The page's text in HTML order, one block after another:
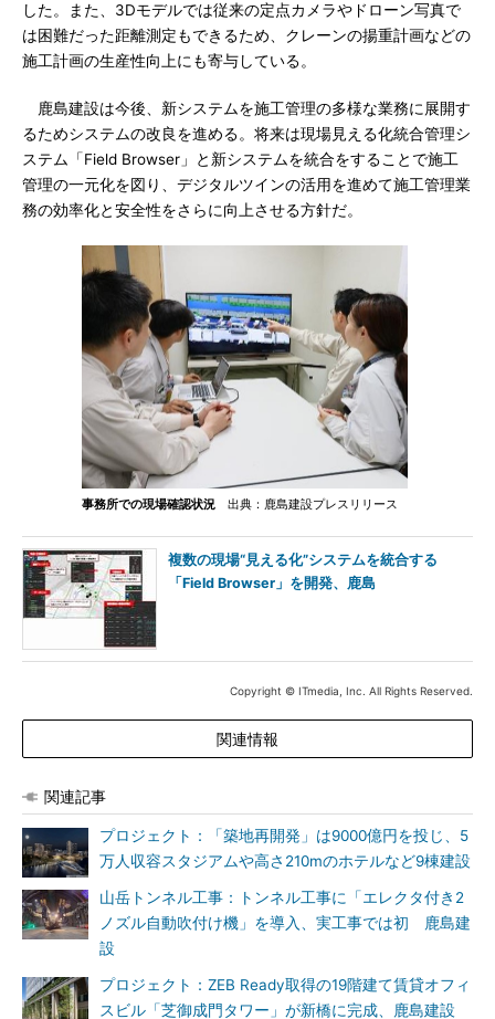
した。また、3Dモデルでは従来の定点カメラやドローン写真で
は困難だった距離測定もできるため、クレーンの揚重計画などの
施工計画の生産性向上にも寄与している。
鹿島建設は今後、新システムを施工管理の多様な業務に展開す
るためシステムの改良を進める。将来は現場見える化統合管理シ
ステム「Field Browser」と新システムを統合をすることで施工
管理の一元化を図り、デジタルツインの活用を進めて施工管理業
務の効率化と安全性をさらに向上させる方針だ。
事務所での現場確認状況 出典：鹿島建設プレスリリース
複数の現場“見える化”システムを統合する
「Field Browser」を開発、鹿島
Copyright © ITmedia, Inc. All Rights Reserved.
関連情報
関連記事
プロジェクト：「築地再開発」は9000億円を投じ、5
万人収容スタジアムや高さ210mのホテルなど9棟建設
山岳トンネル工事：トンネル工事に「エレクタ付き2
ノズル自動吹付け機」を導入、実工事では初 鹿島建
設
プロジェクト：ZEB Ready取得の19階建て賃貸オフィ
スビル「芝御成門タワー」が新橋に完成、鹿島建設